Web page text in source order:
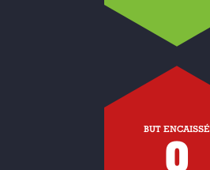
BUT ENCAISSÉ
0